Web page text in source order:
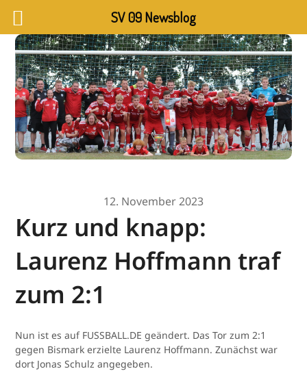
12. November 2023
Kurz und knapp:
Laurenz Hoffmann traf
zum 2:1
Nun ist es auf FUSSBALL.DE geändert. Das Tor zum 2:1
gegen Bismark erzielte Laurenz Hoffmann. Zunächst war
dort Jonas Schulz angegeben.
SV 09 Newsblog